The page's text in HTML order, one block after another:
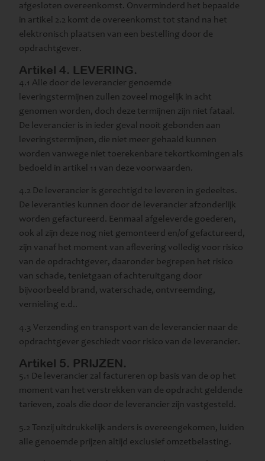
afgesloten overeenkomst. Onverminderd het bepaalde
in artikel 2.2 komt de overeenkomst tot stand na het
elektronisch plaatsen van een bestelling door de
opdrachtgever.
Artikel 4. LEVERING.
4.1 Alle door de leverancier genoemde
leveringstermijnen zullen zoveel mogelijk in acht
genomen worden, doch deze termijnen zijn niet fataal.
De leverancier is in ieder geval nooit gebonden aan
leveringstermijnen, die niet meer gehaald kunnen
worden vanwege niet toerekenbare tekortkomingen als
bedoeld in artikel 11 van deze voorwaarden.
4.2 De leverancier is gerechtigd te leveren in gedeeltes.
De leveranties kunnen door de leverancier afzonderlijk
worden gefactureerd. Eenmaal afgeleverde goederen,
ook al zijn deze nog niet gemonteerd en/of gefactureerd,
zijn vanaf het moment van aflevering volledig voor risico
van de opdrachtgever, daaronder begrepen het risico
van schade, tenietgaan of achteruitgang door
bijvoorbeeld brand, waterschade, ontvreemding,
vernieling e.d..
4.3 Verzending en transport van de leverancier naar de
opdrachtgever geschiedt voor risico van de leverancier.
Artikel 5. PRIJZEN.
5.1 De leverancier zal factureren op basis van de op het
moment van het verstrekken van de opdracht geldende
tarieven, zoals die door de leverancier zijn vastgesteld.
5.2 Tenzij uitdrukkelijk anders is overeengekomen, luiden
alle genoemde prijzen altijd exclusief omzetbelasting.